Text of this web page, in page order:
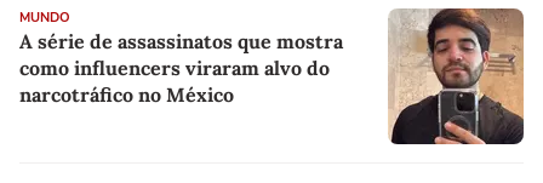
MUNDO
A série de assassinatos que mostra
como influencers viraram alvo do
narcotráfico no México